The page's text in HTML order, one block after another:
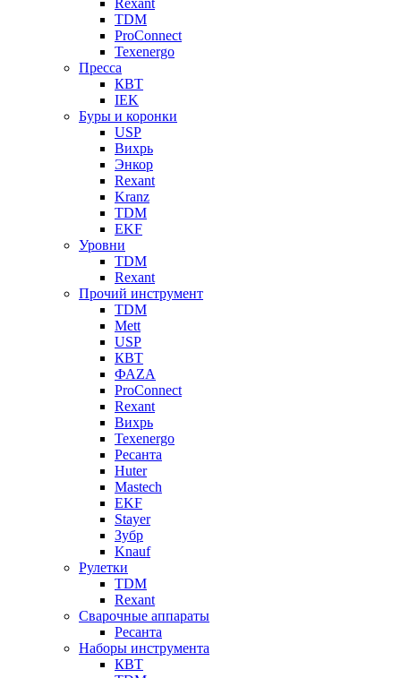
TDM
ProConnect
Texenergo
Пресса
КВТ
IEK
Буры и коронки
USP
Вихрь
Энкор
Rexant
Kranz
TDM
EKF
Уровни
TDM
Rexant
Прочий инструмент
TDM
Mett
USP
КВТ
ФАZА
ProConnect
Rexant
Вихрь
Texenergo
Ресанта
Huter
Mastech
EKF
Stayer
Зубр
Knauf
Рулетки
TDM
Rexant
Сварочные аппараты
Ресанта
Наборы инструмента
КВТ